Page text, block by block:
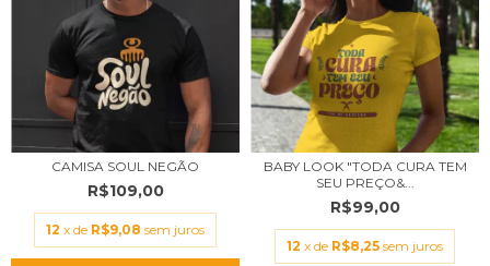
CAMISA SOUL NEGÃO
R$109,00
12 x de R$9,08 sem juros
BABY LOOK "TODA CURA TEM
SEU PREÇO&...
R$99,00
12 x de R$8,25 sem juros